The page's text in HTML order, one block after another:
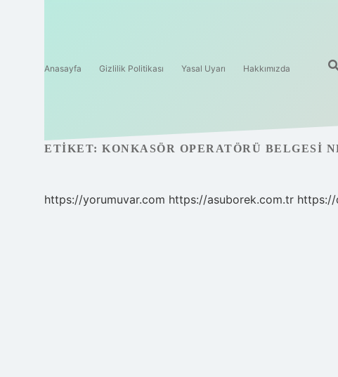
Anasayfa Gizlilik Politikası Yasal Uyarı Hakkımızda
ETIKET: KONKASÖR OPERATÖRÜ BELGESI
https://yorumuvar.com https://asuborek.com.tr https://